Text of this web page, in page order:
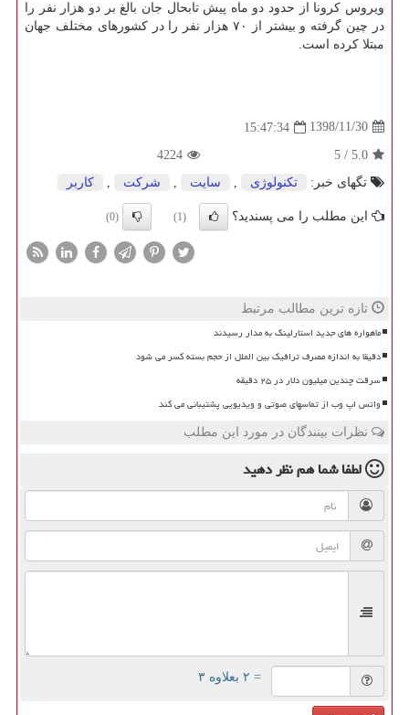
ویروس كرونا از حدود دو ماه پیش تابحال جان بالغ بر دو هزار نفر را
در چین گرفته و بیشتر از ۷۰ هزار نفر را در كشورهای مختلف جهان
مبتلا كرده است.
1398/11/30
15:47:34
5.0
/
5
4224
تگهای خبر:
تكنولوژی , سایت , شركت , كاربر
این مطلب را می پسندید؟ (1)
(0)
تازه ترین مطالب مرتبط
ماهواره های جدید استارلینک به مدار رسیدند
دقیقا به اندازه مصرف ترافیک بین الملل از حجم بسته کسر می شود
سرقت چندین میلیون دلار در ۲۵ دقیقه
واتس اپ وب از تماسهای صوتی و ویدیویی پشتیبانی می کند
نظرات بینندگان در مورد این مطلب
لطفا شما همنظر دهید
= ۲ بعلاوه ۳